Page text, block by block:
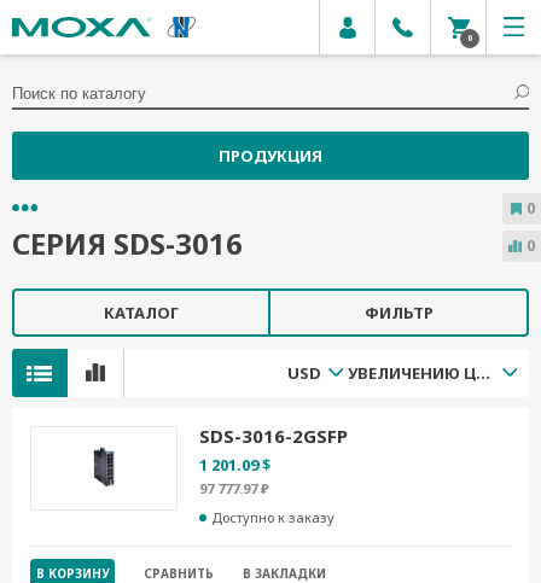
0
ПРОДУКЦИЯ
СЕРИЯ SDS-3016
КАТАЛОГ ФИЛЬТР
USD УВЕЛИЧЕНИЮ ЦЕНЫ
SDS-3016-2GSFP
1 201.09 $
97 777.97 ₽
Доступно к заказу
В КОРЗИНУ СРАВНИТЬ В ЗАКЛАДКИ
0
0